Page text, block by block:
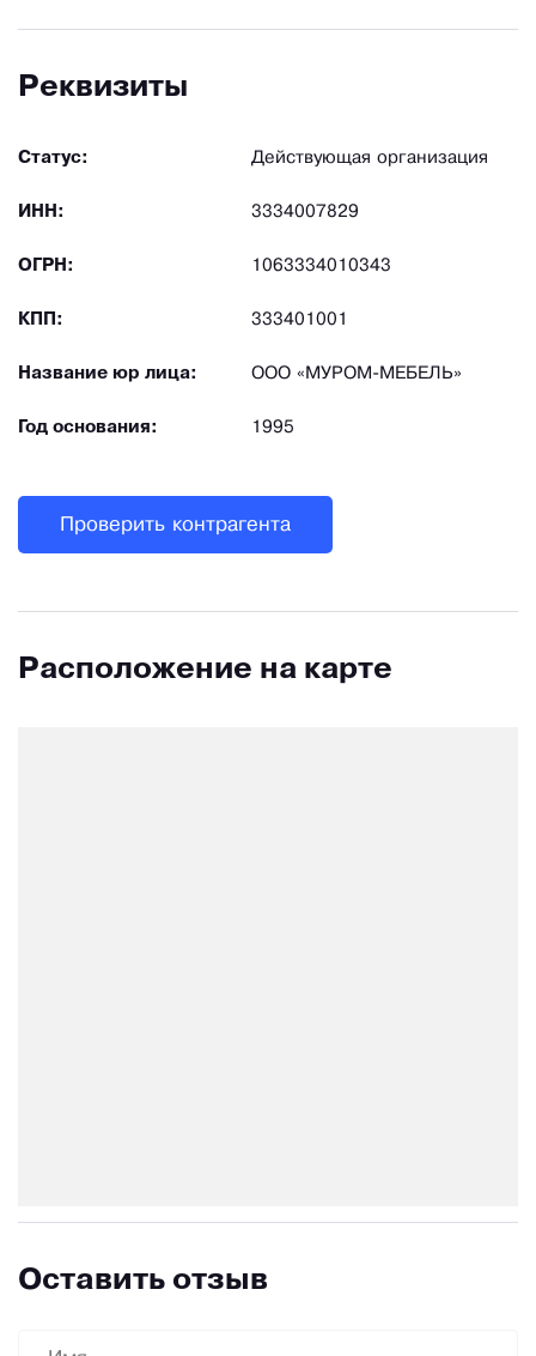
Реквизиты
Статус: Действующая организация
ИНН: 3334007829
ОГРН: 1063334010343
КПП: 333401001
Название юр лица: ООО «МУРОМ-МЕБЕЛЬ»
Год основания: 1995
Проверить контрагента
Расположение на карте
Оставить отзыв